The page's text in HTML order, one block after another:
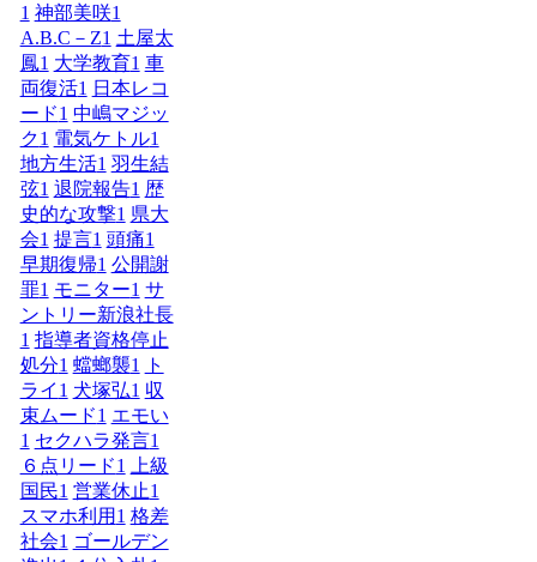
1 神部美咲1
A.B.C－Z1 土屋太
鳳1 大学教育1 車
両復活1 日本レコ
ード1 中嶋マジッ
ク1 電気ケトル1
地方生活1 羽生結
弦1 退院報告1 歴
史的な攻撃1 県大
会1 提言1 頭痛1
早期復帰1 公開謝
罪1 モニター1 サ
ントリー新浪社長
1 指導者資格停止
処分1 蟷螂襲1
ト
ライ 1 犬塚弘1 収
束ムード1 エモい
1 セクハラ発言1
６点リード1
上級
国民1 営業休止1
スマホ利用 1 格差
社会1 ゴールデン